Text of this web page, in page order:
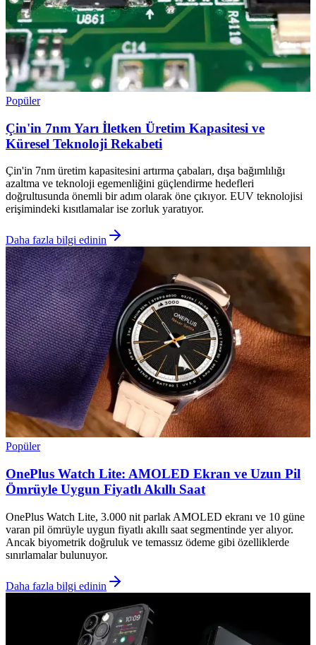
Popüler
Çin'in 7nm Yarı İletken Üretim Kapasitesi ve
Küresel Teknoloji Rekabeti
Çin'in 7nm üretim kapasitesini artırma çabaları, dışa bağımlılığı
azaltma ve teknoloji egemenliğini güçlendirme hedefleri
doğrultusunda önemli bir adım olarak öne çıkıyor. EUV teknolojisi
erişimindeki kısıtlamalar ise zorluk yaratıyor.
Daha fazla bilgi edinin
Popüler
OnePlus Watch Lite: AMOLED Ekran ve Uzun Pil
Ömrüyle Uygun Fiyatlı Akıllı Saat
OnePlus Watch Lite, 3.000 nit parlak AMOLED ekranı ve 10 güne
varan pil ömrüyle uygun fiyatlı akıllı saat segmentinde yer alıyor.
Ancak biyometrik doğruluk ve temassız ödeme gibi özelliklerde
sınırlamalar bulunuyor.
Daha fazla bilgi edinin